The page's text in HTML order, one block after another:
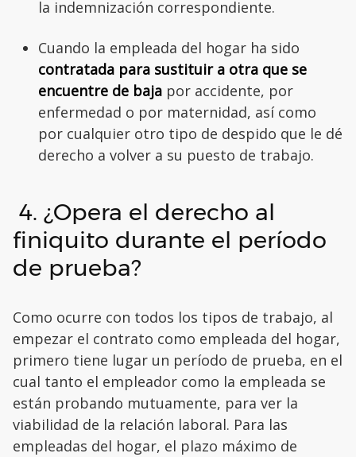
la indemnización correspondiente.
Cuando la empleada del hogar ha sido
contratada para sustituir a otra que se
encuentre de baja por accidente, por
enfermedad o por maternidad, así como
por cualquier otro tipo de despido que le dé
derecho a volver a su puesto de trabajo.
4. ¿Opera el derecho al
finiquito durante el período
de prueba?
Como ocurre con todos los tipos de trabajo, al
empezar el contrato como empleada del hogar,
primero tiene lugar un período de prueba, en el
cual tanto el empleador como la empleada se
están probando mutuamente, para ver la
viabilidad de la relación laboral. Para las
empleadas del hogar, el plazo máximo de